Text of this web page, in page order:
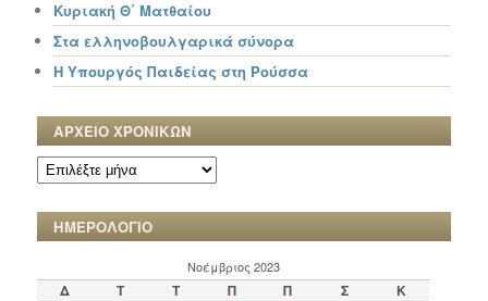
Κυριακή Θ΄ Ματθαίου
Στα ελληνοβουλγαρικά σύνορα
Η Υπουργός Παιδείας στη Ρούσσα
ΑΡΧΕΙΟ ΧΡΟΝΙΚΩΝ
ΑΡΧΕΙΟ
ΧΡΟΝΙΚΩΝ
ΗΜΕΡΟΛΟΓΙΟ
Νοέμβριος 2023
Δ Τ Τ Π Π Σ Κ